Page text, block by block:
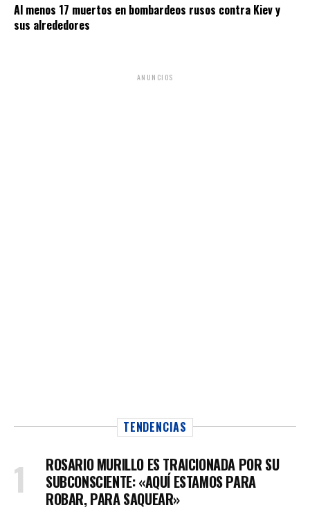
Al menos 17 muertos en bombardeos rusos contra Kiev y
sus alrededores
ANUNCIOS
TENDENCIAS
ROSARIO MURILLO ES TRAICIONADA POR SU
SUBCONSCIENTE: «AQUÍ ESTAMOS PARA
ROBAR, PARA SAQUEAR»